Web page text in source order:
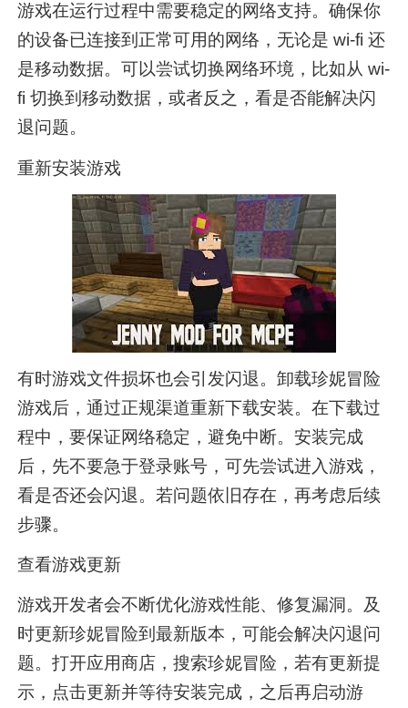
游戏在运行过程中需要稳定的网络支持。确保你
的设备已连接到正常可用的网络，无论是 wi-fi 还
是移动数据。可以尝试切换网络环境，比如从 wi-
fi 切换到移动数据，或者反之，看是否能解决闪
退问题。
重新安装游戏
有时游戏文件损坏也会引发闪退。卸载珍妮冒险
游戏后，通过正规渠道重新下载安装。在下载过
程中，要保证网络稳定，避免中断。安装完成
后，先不要急于登录账号，可先尝试进入游戏，
看是否还会闪退。若问题依旧存在，再考虑后续
步骤。
查看游戏更新
游戏开发者会不断优化游戏性能、修复漏洞。及
时更新珍妮冒险到最新版本，可能会解决闪退问
题。打开应用商店，搜索珍妮冒险，若有更新提
示，点击更新并等待安装完成，之后再启动游